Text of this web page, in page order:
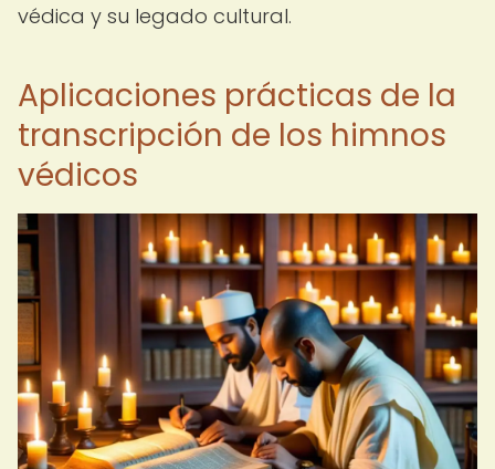
védica y su legado cultural.
Aplicaciones prácticas de la
transcripción de los himnos
védicos